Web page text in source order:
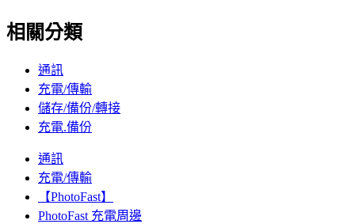
相關分類
通訊
充電/傳輸
儲存/備份/轉接
充電.備份
通訊
充電/傳輸
【PhotoFast】
PhotoFast 充電周邊